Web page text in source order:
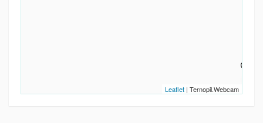
Leaflet | Ternopil.Webcam